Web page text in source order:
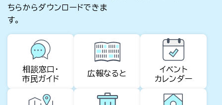
ちらからダウンロードできま
す。
相談窓口・
市民ガイド
広報なると
イベント
カレンダー